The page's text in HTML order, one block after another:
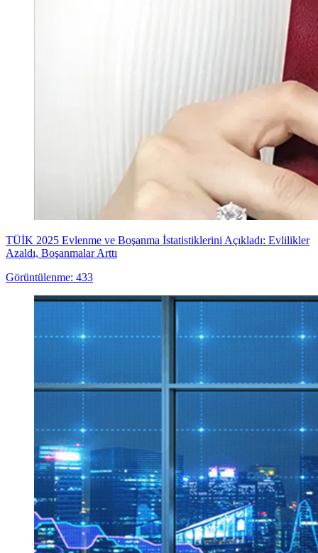
TÜİK 2025 Evlenme ve Boşanma İstatistiklerini Açıkladı: Evlilikler
Azaldı, Boşanmalar Arttı
Görüntülenme: 433